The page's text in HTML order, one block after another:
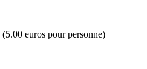
euros pour personne)